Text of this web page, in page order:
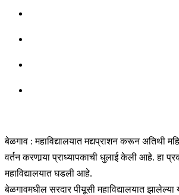
बेळगाव : महाविद्यालयात मद्यप्राशन करून अतिथी
वर्तन करणार्‍या प्राध्यापकाची धुलाई केली आहे. हा
महाविद्यालयात घडली आहे.
बेळगावमधील सरदार पीयूसी महाविद्यालयात